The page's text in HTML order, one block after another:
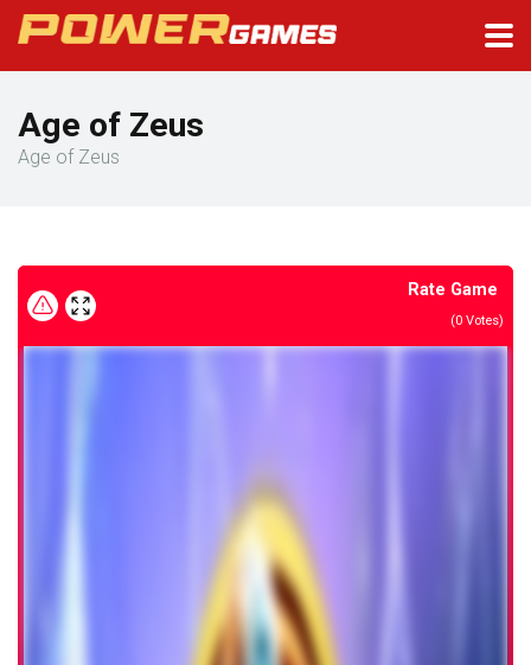
Age of Zeus
Age of Zeus
Rate Game
(0 Votes)